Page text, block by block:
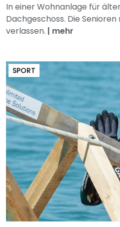
In einer Wohnanlage für
Dachgeschoss. Die
verlassen. | mehr
SPORT